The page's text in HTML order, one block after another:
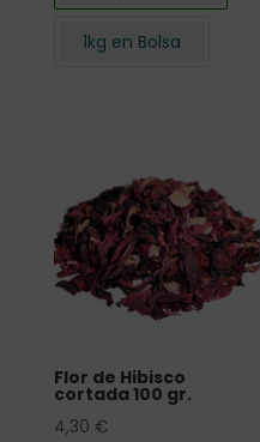
1kg en Bolsa
Flor de Hibisco
cortada 100 gr.
4,30 €